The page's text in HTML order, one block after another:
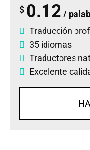
$ 0.12 /
Traducción
35 idiomas
Traductores
Excelente